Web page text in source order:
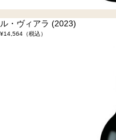
ル・ヴィアラ (2023)
¥14,564（税込）